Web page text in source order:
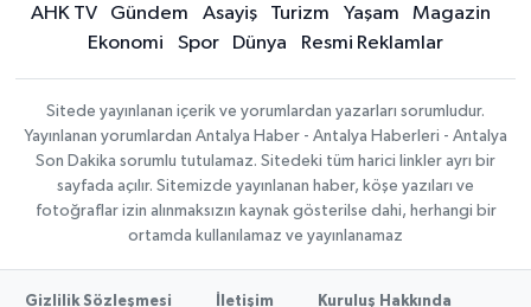
AHK TV Gündem Asayiş Turizm Yaşam
Magazin
Ekonomi
Spor Dünya Resmi Reklamlar
Sitede yayınlanan içerik ve yorumlardan yazarları sorumludur.
Yayınlanan yorumlardan Antalya Haber - Antalya Haberleri - Antalya
Son Dakika sorumlu tutulamaz. Sitedeki tüm harici linkler ayrı bir
sayfada açılır. Sitemizde yayınlanan haber, köşe yazıları ve
fotoğraflar izin alınmaksızın kaynak gösterilse dahi, herhangi bir
ortamda kullanılamaz ve yayınlanamaz
Gizlilik Sözleşmesi İletişim Kuruluş Hakkında